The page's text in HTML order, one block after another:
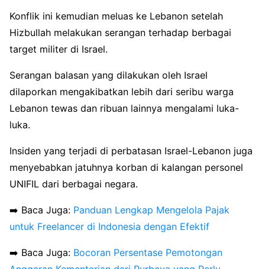
Konflik ini kemudian meluas ke Lebanon setelah
Hizbullah melakukan serangan terhadap berbagai
target militer di Israel.
Serangan balasan yang dilakukan oleh Israel
dilaporkan mengakibatkan lebih dari seribu warga
Lebanon tewas dan ribuan lainnya mengalami luka-
luka.
Insiden yang terjadi di perbatasan Israel-Lebanon juga
menyebabkan jatuhnya korban di kalangan personel
UNIFIL dari berbagai negara.
➡️ Baca Juga: Panduan Lengkap Mengelola Pajak
untuk Freelancer di Indonesia dengan Efektif
➡️ Baca Juga: Bocoran Persentase Pemotongan